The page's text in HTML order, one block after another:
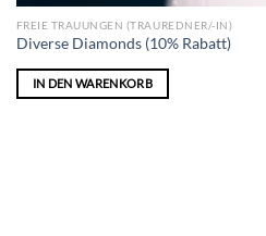
FREIE TRAUUNGEN (TRAUREDNER/-IN)
Diverse Diamonds (10% Rabatt)
IN DEN WARENKORB